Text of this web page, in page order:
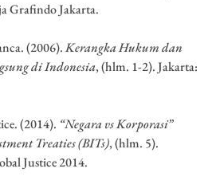
Grafindo Jakarta.
(2006).Kerangka Hukum dan
di Indonesia, (hlm. 1-2). Jakarta:
(2014). “Negara vs Korporasi”
Treaties (BITs), (hlm. 5).
Justice 2014.